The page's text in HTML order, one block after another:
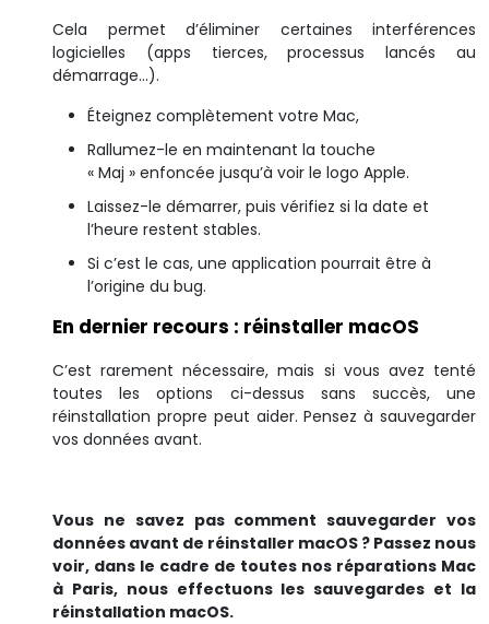
Cela permet d’éliminer certaines interférences
logicielles (apps tierces, processus lancés au
démarrage…).
Éteignez complètement votre Mac,
Rallumez-le en maintenant la touche
« Maj » enfoncée jusqu’à voir le logo Apple.
Laissez-le démarrer, puis vérifiez si la date et
l’heure restent stables.
Si c’est le cas, une application pourrait être à
l’origine du bug.
En dernier recours : réinstaller macOS
C’est rarement nécessaire, mais si vous avez tenté
toutes les options ci-dessus sans succès, une
réinstallation propre peut aider. Pensez à sauvegarder
vos données avant.
Vous ne savez pas comment sauvegarder vos
données avant de réinstaller macOS ? Passez nous
voir, dans le cadre de toutes nos réparations Mac
à Paris, nous effectuons les sauvegardes et la
réinstallation macOS.